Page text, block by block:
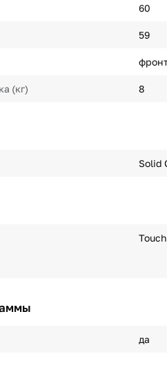
60
59
(кг) 8
Solid
да